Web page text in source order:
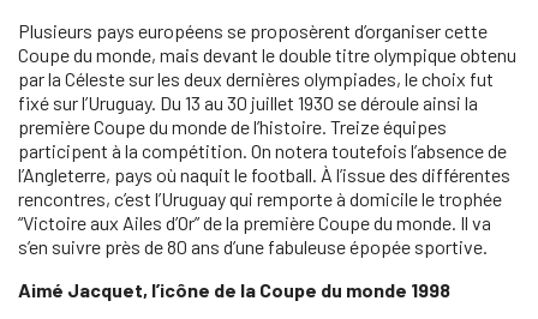
Plusieurs pays européens se proposèrent d’organiser cette
Coupe du monde, mais devant le double titre olympique obtenu
par la Céleste sur les deux dernières olympiades, le choix fut
fixé sur l’Uruguay. Du 13 au 30 juillet 1930 se déroule ainsi la
première Coupe du monde de l’histoire. Treize équipes
participent à la compétition. On notera toutefois l’absence de
l’Angleterre, pays où naquit le football. À l’issue des différentes
rencontres, c’est l’Uruguay qui remporte à domicile le trophée
“Victoire aux Ailes d’Or” de la première Coupe du monde. Il va
s’en suivre près de 80 ans d’une fabuleuse épopée sportive.
Aimé Jacquet, l’icône de la Coupe du monde 1998